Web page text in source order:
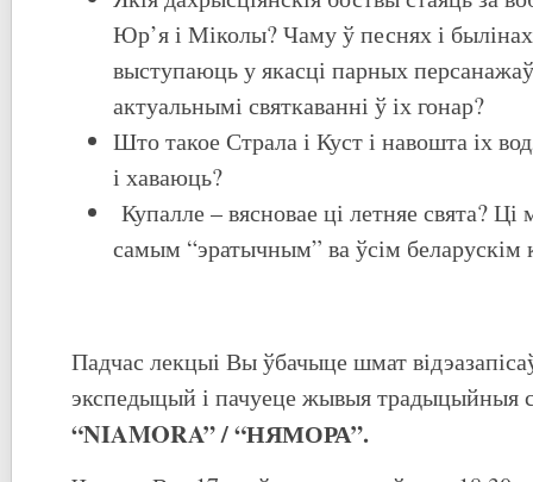
Юр’я і Міколы? Чаму ў песнях і
выступаюць у якасці парных
актуальнымі святкаванні ў іх гонар?
Што такое Страла і Куст і навошта іх
і хаваюць?
Купалле – вясновае ці летняе свята? Ці
самым “эратычным” ва ўсім беларускім
Падчас лекцыі Вы ўбачыце шмат
экспедыцый і пачуеце жывыя традыцыйныя
“NIAMORA” / “НЯМОРА”.